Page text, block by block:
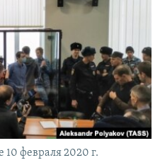
10 февраля 2020 г.